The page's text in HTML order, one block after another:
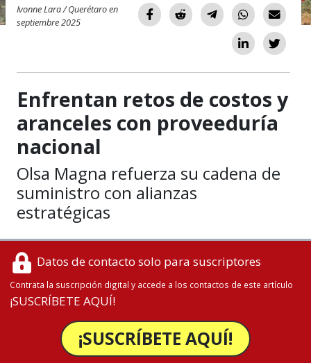
Ivonne Lara / Querétaro en
septiembre 2025
Enfrentan retos de costos y
aranceles con proveeduría
nacional
Olsa Magna refuerza su cadena de
suministro con alianzas
estratégicas
Datos de contacto solo para suscriptores
Contrata la suscripción digital y accede a los contactos de este artículo
¡SUSCRÍBETE AQUÍ!
¡SUSCRÍBETE AQUÍ!